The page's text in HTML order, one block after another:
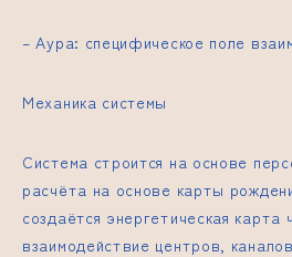
– Аура: специфическое поле
Механика системы
Система строится на основе
расчёта на основе карты
создаётся энергетическая
взаимодействие центров,